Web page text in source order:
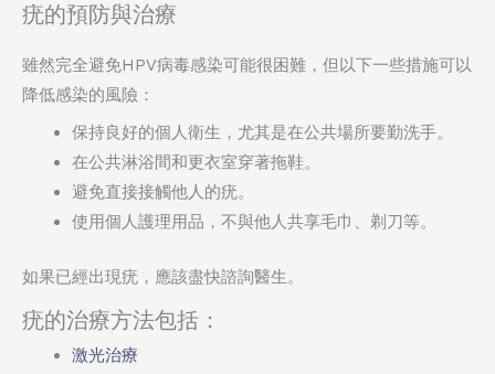
疣的預防與治療
雖然完全避免HPV病毒感染可能很困難，但以下一些措施可以
降低感染的風險：
保持良好的個人衛生，尤其是在公共場所要勤洗手。
在公共淋浴間和更衣室穿著拖鞋。
避免直接接觸他人的疣。
使用個人護理用品，不與他人共享毛巾、剃刀等。
如果已經出現疣，應該盡快諮詢醫生。
疣的治療方法包括：
激光治療